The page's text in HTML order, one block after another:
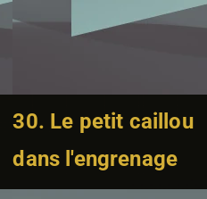
30. Le petit caillou
dans l'engrenage